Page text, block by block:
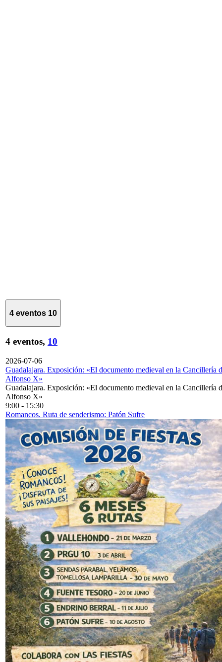
4 eventos 10
4 eventos, 10
2026-07-06
Guadalajara. Exposición: «El documento medieval en la Cancillería
Alfonso X»
Guadalajara. Exposición: «El documento medieval en la Cancillería
Alfonso X»
9:00 - 15:30
Romancos. Ruta de senderismo: Patón Sufre